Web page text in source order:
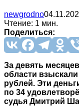
newgrodno
Чтение: 1 мин.
Поделиться:
За девять
области
рублей. Эти
по 34
судья Дмитрий